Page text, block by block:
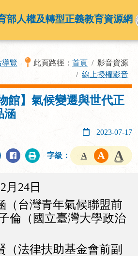
部人權及轉型正義教育資源網
導覽 此頁路徑： 首頁
影音資源
線上授權影音
館】氣候變遷與世代正
涵
2023-07-17
字級：
月24日
（台灣青年氣候聯盟前
倫（國立臺灣大學政治
（法律扶助基金會前副